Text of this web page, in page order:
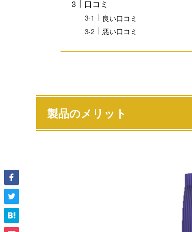
口コミ
良い口コミ
悪い口コミ
製品のメリット